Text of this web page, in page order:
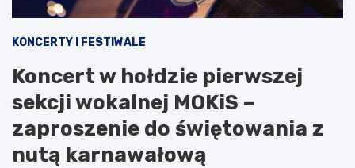
KONCERTY I FESTIWALE
Koncert w hołdzie pierwszej
sekcji wokalnej MOKiS –
zaproszenie do świętowania z
nutą karnawałową